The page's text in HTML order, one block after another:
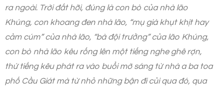
ra ngoài. Trời đất hỡi, đúng là con bò của nhà lão
Khúng, con khoang đen nhà lão, “mụ già khụt khịt hay
cảm cúm” của nhà lão, “bà đội trưởng” của lão Khúng,
con bò nhà lão kêu rống lên một tiếng nghe ghê rợn,
thứ tiếng kêu phát ra vào buổi mờ sáng từ nhà a ba toa
phố Cầu Giát mà từ nhỏ những bận đi củi qua đó, qua